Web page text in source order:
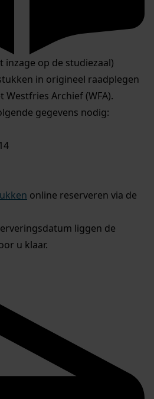
inzage op de studiezaal)
in origineel raadplegen
Westfries Archief (WFA).
gegevens nodig:
online reserveren via de
liggen de
u klaar.